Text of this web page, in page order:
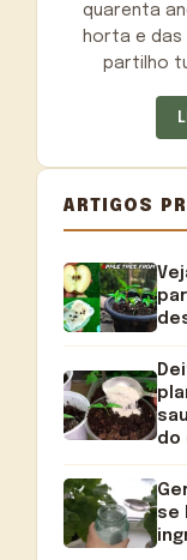
quarenta
horta e das
partilho
ARTIGOS
do
se